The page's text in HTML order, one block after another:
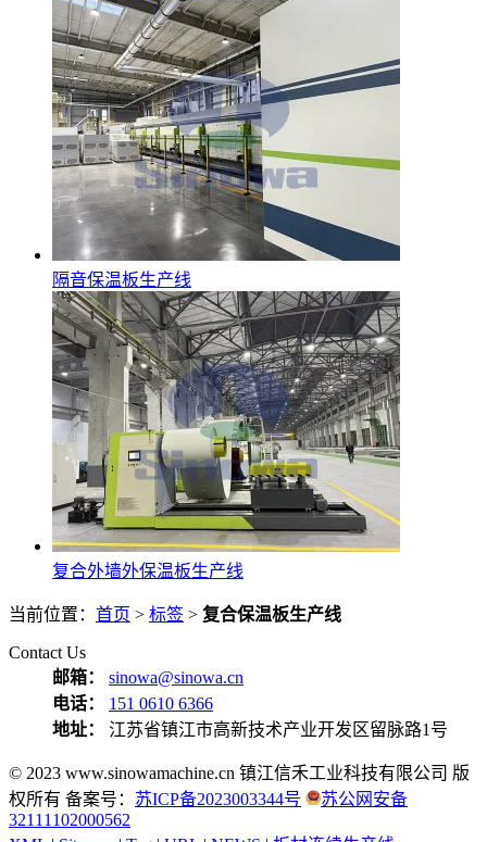
隔音保温板生产线
复合外墙外保温板生产线
当前位置： 首页 > 标签 > 复合保温板生产线
Contact Us
邮箱：
sinowa@sinowa.cn
电话：
151 0610 6366
地址：
江苏省镇江市高新技术产业开发区留脉路1号
© 2023 www.sinowamachine.cn 镇江信禾工业科技有限公司 版
权所有 备案号： 苏ICP备2023003344号
苏公网安备
32111102000562